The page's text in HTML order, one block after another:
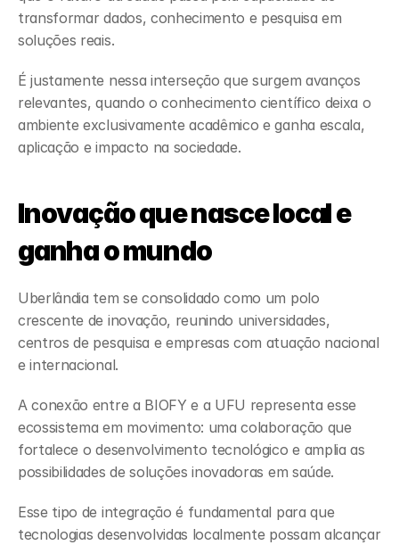
transformar dados, conhecimento e pesquisa em
soluções reais.
É justamente nessa interseção que surgem avanços
relevantes, quando o conhecimento científico deixa o
ambiente exclusivamente acadêmico e ganha escala,
aplicação e impacto na sociedade.
Inovação que nasce local e
ganha o mundo
Uberlândia tem se consolidado como um polo
crescente de inovação, reunindo universidades,
centros de pesquisa e empresas com atuação nacional
e internacional.
A conexão entre a BIOFY e a UFU representa esse
ecossistema em movimento: uma colaboração que
fortalece o desenvolvimento tecnológico e amplia as
possibilidades de soluções inovadoras em saúde.
Esse tipo de integração é fundamental para que
tecnologias desenvolvidas localmente possam alcançar